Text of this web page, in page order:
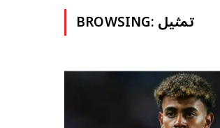
BROWSING:تمثيل